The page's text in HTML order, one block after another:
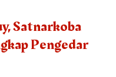
Satnarkoba
Pengedar